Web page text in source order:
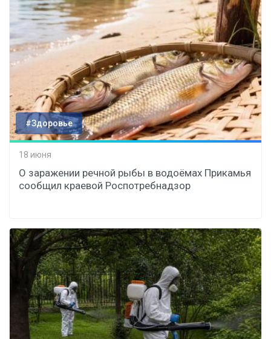
#Здоровье
18 июня
О заражении речной рыбы в водоёмах Прикамья
сообщил краевой Роспотребнадзор